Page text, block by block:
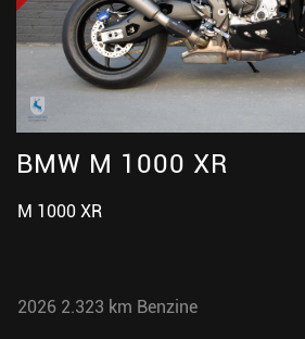
BMW M 1000 XR
M 1000 XR
2026 2.323 km Benzine